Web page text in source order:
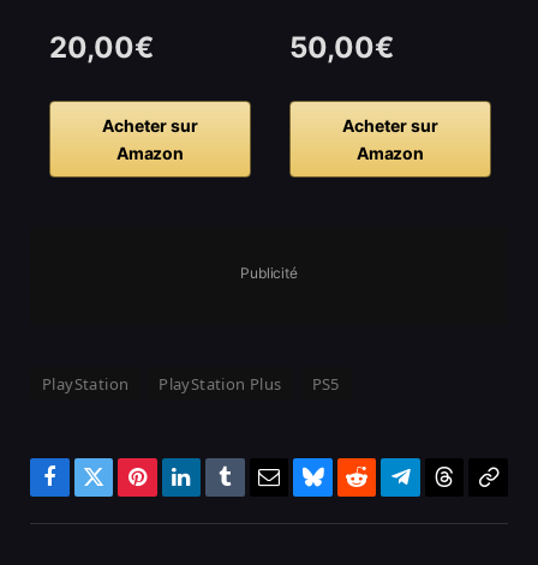
20,00€
Acheter sur
Amazon
50,00€
Acheter sur
Amazon
Publicité
PlayStation PlayStation Plus PS5
Facebook
TwitterPinterestLinkedInTumblrEmailBlueskyRedditTelegramThreadsCopy